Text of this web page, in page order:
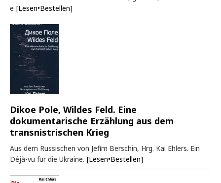
e [Lesen•Bestellen]
Dikoe Pole, Wildes Feld. Eine
dokumentarische Erzählung aus dem
transnistrischen Krieg
Aus dem Russischen von Jefim Berschin, Hrg. Kai Ehlers. Ein
Déjà-vu für die Ukraine. [Lesen•Bestellen]